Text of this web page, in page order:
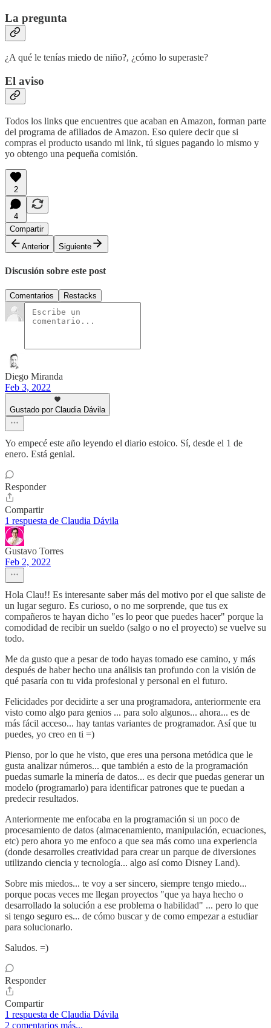
La pregunta
¿A qué le tenías miedo de niño?, ¿cómo lo superaste?
El aviso
Todos los links que encuentres que acaban en Amazon, forman parte
del programa de afiliados de Amazon. Eso quiere decir que si
compras el producto usando mi link, tú sigues pagando lo mismo y
yo obtengo una pequeña comisión.
2
4
Compartir
Anterior
Siguiente
Discusión sobre este post
Comentarios Restacks
Diego Miranda
Feb 3, 2022
Gustado por Claudia Dávila
Yo empecé este año leyendo el diario estoico. Sí, desde el 1 de
enero. Está genial.
Responder
Compartir
1 respuesta de Claudia Dávila
Gustavo Torres
Feb 2, 2022
Hola Clau!! Es interesante saber más del motivo por el que saliste de
un lugar seguro. Es curioso, o no me sorprende, que tus ex
compañeros te hayan dicho "es lo peor que puedes hacer" porque la
comodidad de recibir un sueldo (salgo o no el proyecto) se vuelve su
todo.
Me da gusto que a pesar de todo hayas tomado ese camino, y más
después de haber hecho una análisis tan profundo con la visión de
qué pasaría con tu vida profesional y personal en el futuro.
Felicidades por decidirte a ser una programadora, anteriormente era
visto como algo para genios ... para solo algunos... ahora... es de
más fácil acceso... hay tantas variantes de programador. Así que tu
puedes, yo creo en ti =)
Pienso, por lo que he visto, que eres una persona metódica que le
gusta analizar números... que también a esto de la programación
puedas sumarle la minería de datos... es decir que puedas generar un
modelo (programarlo) para identificar patrones que te puedan a
predecir resultados.
Anteriormente me enfocaba en la programación si un poco de
procesamiento de datos (almacenamiento, manipulación, ecuaciones,
etc) pero ahora yo me enfoco a que sea más como una experiencia
(donde desarrolles creatividad para crear un parque de diversiones
utilizando ciencia y tecnología... algo así como Disney Land).
Sobre mis miedos... te voy a ser sincero, siempre tengo miedo...
porque pocas veces me llegan proyectos "que ya haya hecho o
desarrollado la solución a ese problema o habilidad" ... pero lo que
si tengo seguro es... de cómo buscar y de como empezar a estudiar
para solucionarlo.
Saludos. =)
Responder
Compartir
1 respuesta de Claudia Dávila
2 comentarios más...